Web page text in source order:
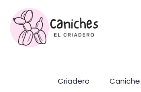
Criadero